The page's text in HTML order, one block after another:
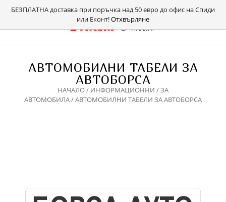
БЕЗПЛАТНА доставка при поръчка над 50 евро до офис на Спиди
или Еконт!Отхвърляне
АВТОМОБИЛНИ ТАБЕЛИ ЗА
АВТОБОРСА
НАЧАЛО/ ИНФОРМАЦИОННИ /ЗА
АВТОМОБИЛА/ АВТОМОБИЛНИ ТАБЕЛИ ЗА АВТОБОРСА